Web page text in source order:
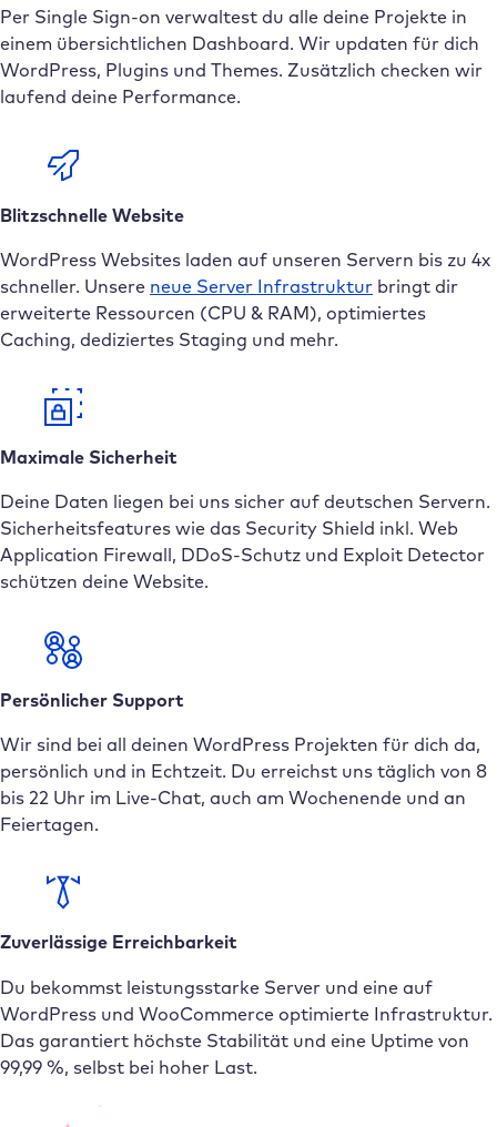
Per Single Sign-on verwaltest du alle deine Projekte in
einem übersichtlichen Dashboard. Wir updaten für dich
WordPress, Plugins und Themes. Zusätzlich checken wir
laufend deine Performance.
Blitzschnelle Website
WordPress Websites laden auf unseren Servern bis zu 4x
schneller. Unsere neue Server Infrastruktur bringt dir
erweiterte Ressourcen (CPU & RAM), optimiertes
Caching, dediziertes Staging und mehr.
Maximale Sicherheit
Deine Daten liegen bei uns sicher auf deutschen Servern.
Sicherheitsfeatures wie das Security Shield inkl. Web
Application Firewall, DDoS-Schutz und Exploit Detector
schützen deine Website.
Persönlicher Support
Wir sind bei all deinen WordPress Projekten für dich da,
persönlich und in Echtzeit. Du erreichst uns täglich von 8
bis 22 Uhr im Live-Chat, auch am Wochenende und an
Feiertagen.
Zuverlässige Erreichbarkeit
Du bekommst leistungsstarke Server und eine auf
WordPress und WooCommerce optimierte Infrastruktur.
Das garantiert höchste Stabilität und eine Uptime von
99,99 %, selbst bei hoher Last.